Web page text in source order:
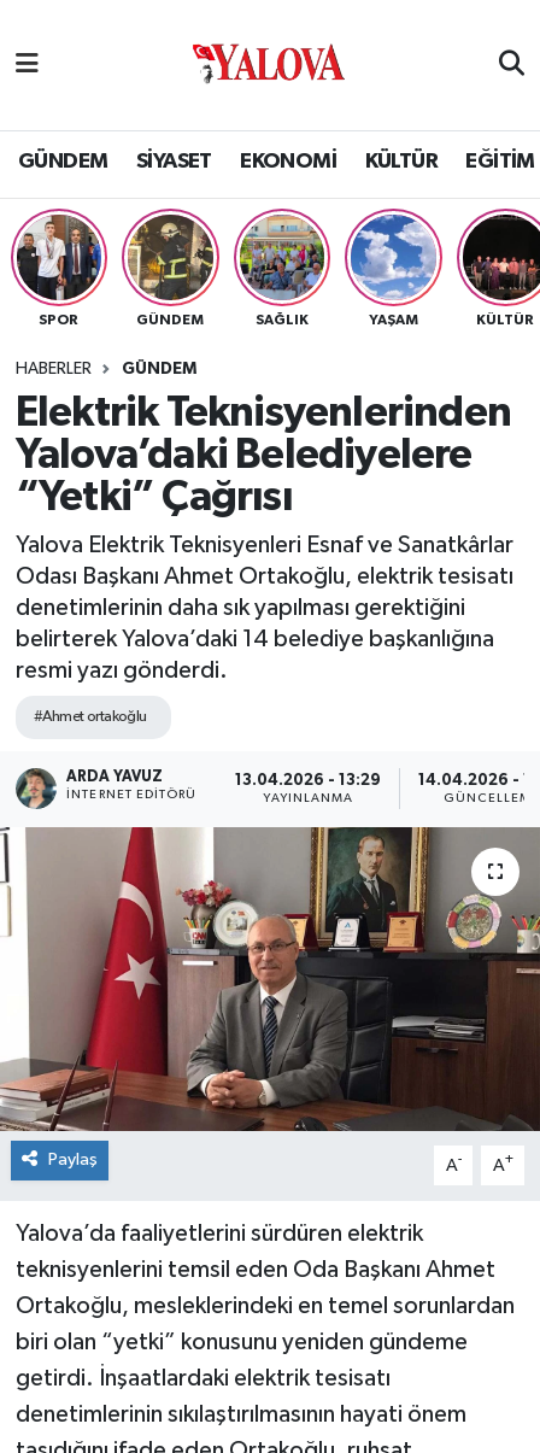
GÜNDEM SİYASET EKONOMİ KÜLTÜR EĞİTİM
SPOR GÜNDEM SAĞLIK YAŞAM KÜLTÜR
HABERLER GÜNDEM
Elektrik Teknisyenlerinden
Yalova’daki Belediyelere
“Yetki” Çağrısı
Yalova Elektrik Teknisyenleri Esnaf ve Sanatkârlar
Odası Başkanı Ahmet Ortakoğlu, elektrik tesisatı
denetimlerinin daha sık yapılması gerektiğini
belirterek Yalova’daki 14 belediye başkanlığına
resmi yazı gönderdi.
#Ahmet ortakoğlu
ARDA YAVUZ
İNTERNET EDITÖRÜ
13.04.2026 - 13:29
YAYINLANMA
14.04.2026 -
GÜNCELLEME
Paylaş A- A+
Yalova’da faaliyetlerini sürdüren elektrik
teknisyenlerini temsil eden Oda Başkanı Ahmet
Ortakoğlu, mesleklerindeki en temel sorunlardan
biri olan “yetki” konusunu yeniden gündeme
getirdi. İnşaatlardaki elektrik tesisatı
denetimlerinin sıkılaştırılmasının hayati önem
SİYASET
EKONOMİ
KÜLTÜR
BİLİM VE TEKNOLOJİ
ASAYİŞ
SPOR
ULUSAL
İLÇELERİMİZ
RESMİ İLAN
Yalova Nöbetçi Eczaneler
Yalova Hava Durumu
Yalova Namaz Vakitleri
Yalova Trafik Yoğunluk Haritası
Tüm Manşetler
Son Dakika Haberleri
Haber Arşivi